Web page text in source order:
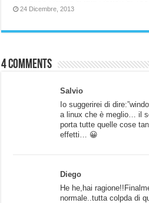
24 Dicembre, 2013
4 comments
Salvio
Io suggerirei di
a linux che è meglio… il
porta tutte quelle cose
effetti… 😀
Diego
He he,hai
normale..tutta colpda di